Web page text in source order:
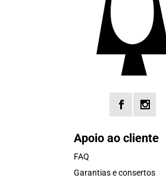
Apoio ao cliente
FAQ
Garantias e consertos